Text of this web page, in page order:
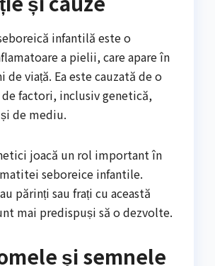
infantilă este o
a pielii, care apare în
de viață. Ea este cauzată de o
factori, inclusiv genetică,
de mediu.
joacă un rol important în
seboreice infantile.
părinți sau frați cu această
mai predispuși să o dezvolte.
și semnele